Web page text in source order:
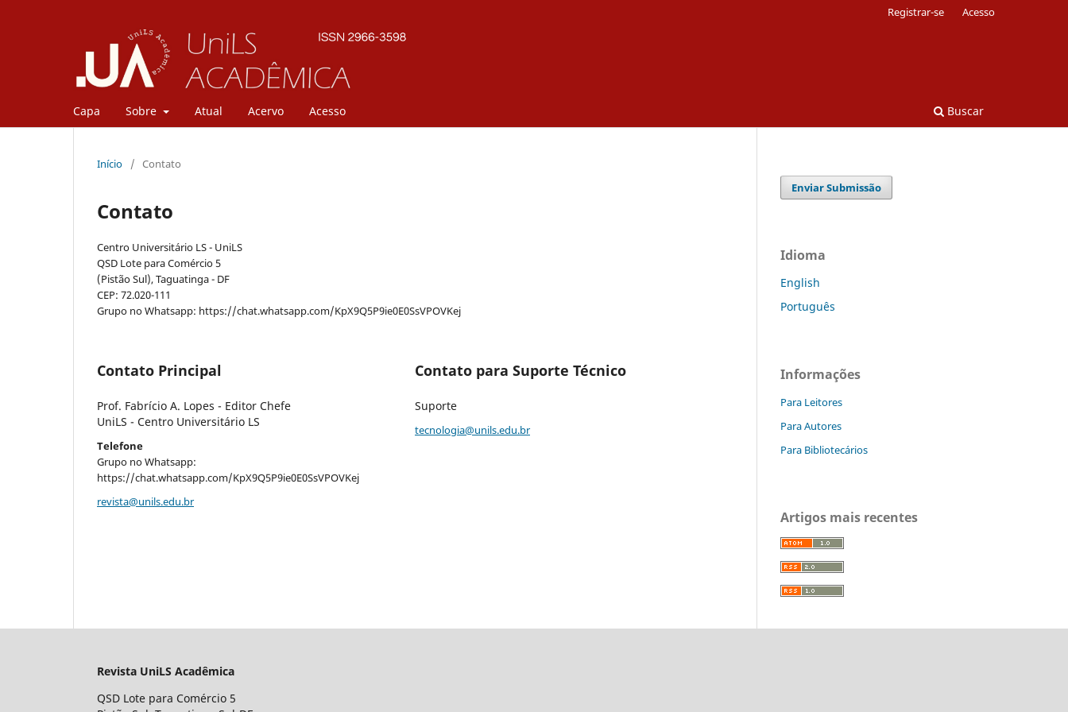
Capa Sobre Atual Acervo Acesso Buscar
Registrar-se Acesso
Início / Contato
Contato
Centro Universitário LS - UniLS
QSD Lote para Comércio 5
(Pistão Sul), Taguatinga - DF
CEP: 72.020-111
Grupo no Whatsapp: https://chat.whatsapp.com/KpX9Q5P9ie0E0SsVPOVKej
Contato Principal
Prof. Fabrício A. Lopes - Editor Chefe
UniLS - Centro Universitário LS
Telefone
Grupo no Whatsapp:
https://chat.whatsapp.com/KpX9Q5P9ie0E0SsVPOVKej
revista@unils.edu.br
Contato para Suporte Técnico
Suporte
tecnologia@unils.edu.br
Enviar Submissão
Idioma
English
Português
Informações
Para Leitores
Para Autores
Para Bibliotecários
Artigos mais recentes
Revista UniLS Acadêmica
QSD Lote para Comércio 5